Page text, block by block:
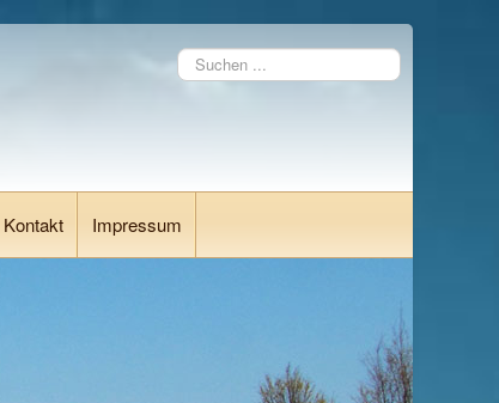
Suchen
...
Kontakt Impressum